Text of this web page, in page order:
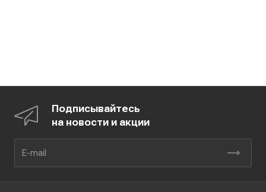
Подписывайтесь
на новости и акции